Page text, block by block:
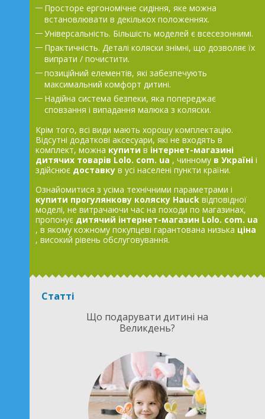
Просторе ергономічне сидіння, яке можна
встановлювати в декількох положеннях.
Універсальність. Більшість моделей є всесезоннимі.
Практичність. Деталі коляски знімні, що дозволяє їх
випрати / почистити.
позиційний елементів, які забезпечують
максимальний комфорт дитині.
Надійна система безпеки, яка попереджає
сповзання і випадання малюка з коляски.
Крім того, всі види мають хорошу комплектацію.
Відсутні додаткові аксесуари, які не входять в
комплект, можна купити в інтернет-магазині
дитячих товарів Lolo. com. ua , чинному в Україні і
здійснює доставку в усі населені пункти країни.
Ознайомитися з усіма технічними параметрами і
купити прогулянкову коляску Hauck відповідної
моделі, не витрачаючи час на походи по магазинах,
пропонує дитячий інтернет-магазин Lolo. com. ua
, в якому кожному покупцеві гарантована низька ціна
, високий рівень обслуговування.
Статті
Що подарувати дитині на
Великдень?